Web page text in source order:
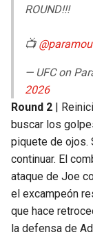
ROUND!!!
📺
— UFC on
2026
Round 2 |
buscar los
piquete de ojos.
continuar. El
ataque de Joe
el excampeón
que hace
la defensa de